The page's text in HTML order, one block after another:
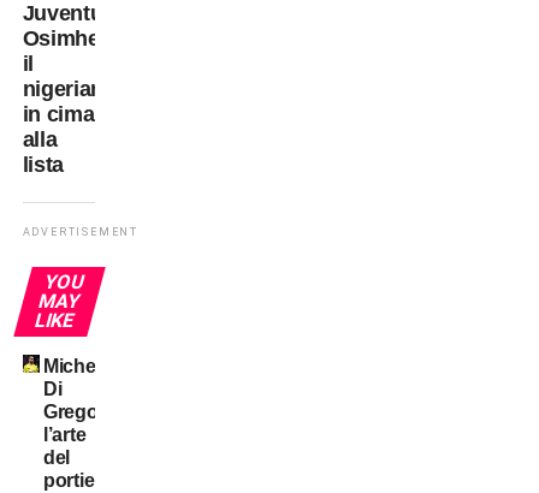
Juventus-
Osimhen:
il
nigeriano resta
in cima
alla
lista
ADVERTISEMENT
YOU
MAY
LIKE
Michele
Di
Gregorio:
l’arte
del
portiere!